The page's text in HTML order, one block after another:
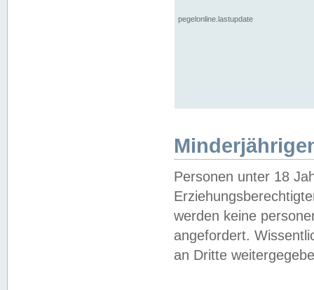
pegelonline.lastupdate
Personen unter 18
werden keine
angefordert.
an Dritte